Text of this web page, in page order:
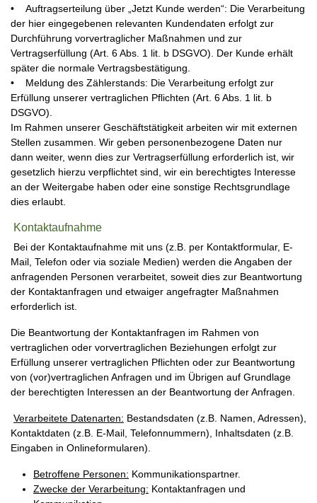
• Auftragserteilung über „Jetzt Kunde werden“: Die Verarbeitung
der hier eingegebenen relevanten Kundendaten erfolgt zur
Durchführung vorvertraglicher Maßnahmen und zur
Vertragserfüllung (Art. 6 Abs. 1 lit. b DSGVO). Der Kunde erhält
später die normale Vertragsbestätigung.
• Meldung des Zählerstands: Die Verarbeitung erfolgt zur
Erfüllung unserer vertraglichen Pflichten (Art. 6 Abs. 1 lit. b
DSGVO).
Im Rahmen unserer Geschäftstätigkeit arbeiten wir mit externen
Stellen zusammen. Wir geben personenbezogene Daten nur
dann weiter, wenn dies zur Vertragserfüllung erforderlich ist, wir
gesetzlich hierzu verpflichtet sind, wir ein berechtigtes Interesse
an der Weitergabe haben oder eine sonstige Rechtsgrundlage
dies erlaubt.
Kontaktaufnahme
Bei der Kontaktaufnahme mit uns (z.B. per Kontaktformular, E-
Mail, Telefon oder via soziale Medien) werden die Angaben der
anfragenden Personen verarbeitet, soweit dies zur Beantwortung
der Kontaktanfragen und etwaiger angefragter Maßnahmen
erforderlich ist.
Die Beantwortung der Kontaktanfragen im Rahmen von
vertraglichen oder vorvertraglichen Beziehungen erfolgt zur
Erfüllung unserer vertraglichen Pflichten oder zur Beantwortung
von (vor)vertraglichen Anfragen und im Übrigen auf Grundlage
der berechtigten Interessen an der Beantwortung der Anfragen.
Verarbeitete Datenarten: Bestandsdaten (z.B. Namen, Adressen),
Kontaktdaten (z.B. E-Mail, Telefonnummern), Inhaltsdaten (z.B.
Eingaben in Onlineformularen).
Betroffene Personen: Kommunikationspartner.
Zwecke der Verarbeitung: Kontaktanfragen und